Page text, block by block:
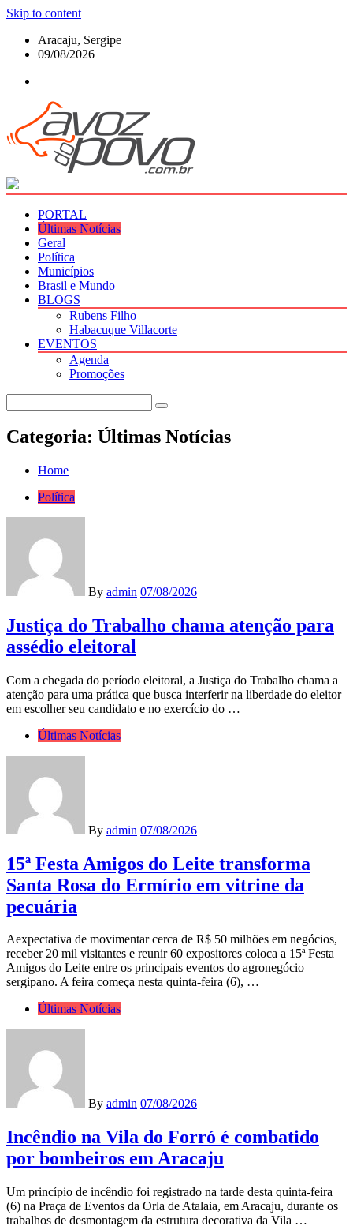
Skip to content
Aracaju, Sergipe
09/08/2026
PORTAL
Últimas Notícias
Geral
Política
Municípios
Brasil e Mundo
BLOGS
Rubens Filho
Habacuque Villacorte
EVENTOS
Agenda
Promoções
Categoria: Últimas Notícias
Home
Política
By admin 07/08/2026
Justiça do Trabalho chama atenção para
assédio eleitoral
Com a chegada do período eleitoral, a Justiça do Trabalho chama a
atenção para uma prática que busca interferir na liberdade do eleitor
em escolher seu candidato e no exercício do …
Últimas Notícias
By admin 07/08/2026
15ª Festa Amigos do Leite transforma
Santa Rosa do Ermírio em vitrine da
pecuária
Aexpectativa de movimentar cerca de R$ 50 milhões em negócios,
receber 20 mil visitantes e reunir 60 expositores coloca a 15ª Festa
Amigos do Leite entre os principais eventos do agronegócio
sergipano. A feira começa nesta quinta-feira (6), …
Últimas Notícias
By admin 07/08/2026
Incêndio na Vila do Forró é combatido
por bombeiros em Aracaju
Um princípio de incêndio foi registrado na tarde desta quinta-feira
(6) na Praça de Eventos da Orla de Atalaia, em Aracaju, durante os
trabalhos de desmontagem da estrutura decorativa da Vila …